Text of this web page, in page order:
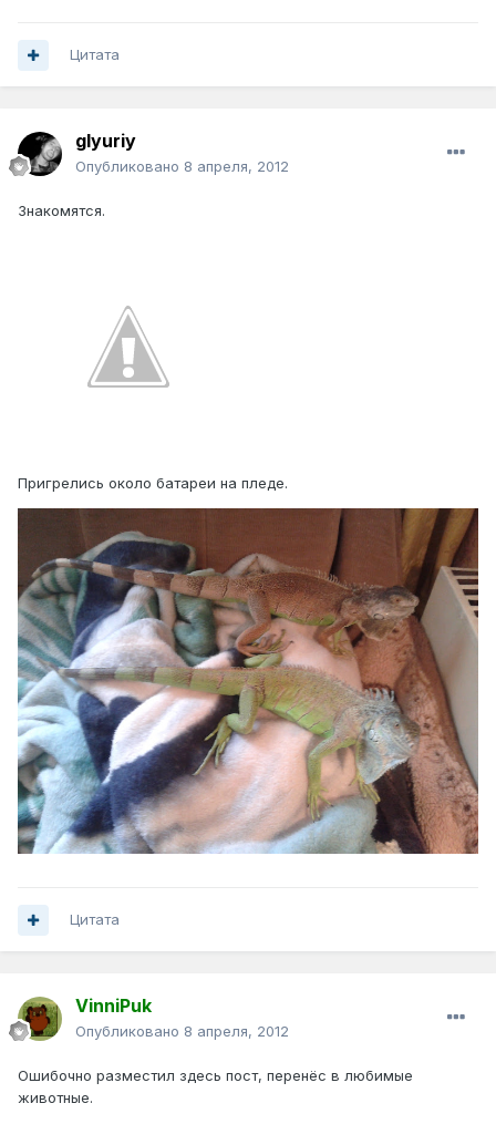
Цитата
glyuriy
Опубликовано 8 апреля, 2012
Знакомятся.
Пригрелись около батареи на пледе.
Цитата
VinniPuk
Опубликовано 8 апреля, 2012
Ошибочно разместил здесь пост, перенёс в любимые
животные.